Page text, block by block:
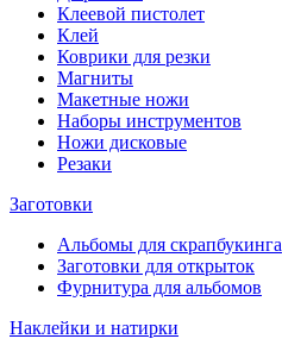
Клеевой пистолет
Клей
Коврики для резки
Магниты
Макетные ножи
Наборы инструментов
Ножи дисковые
Резаки
Заготовки
Альбомы для скрапбукинга
Заготовки для открыток
Фурнитура для альбомов
Наклейки и натирки